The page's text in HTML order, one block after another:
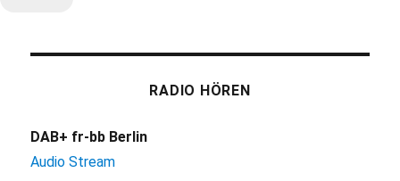
RADIO HÖREN
DAB+ fr-bb Berlin
Audio Stream